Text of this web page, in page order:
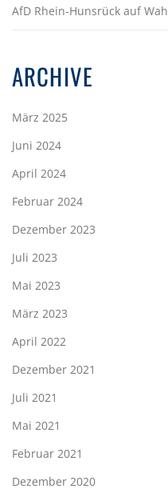
AfD Rhein-Hunsrück auf
ARCHIVE
März 2025
Juni 2024
April 2024
Februar 2024
Dezember 2023
Juli 2023
Mai 2023
März 2023
April 2022
Dezember 2021
Juli 2021
Mai 2021
Februar 2021
Dezember 2020